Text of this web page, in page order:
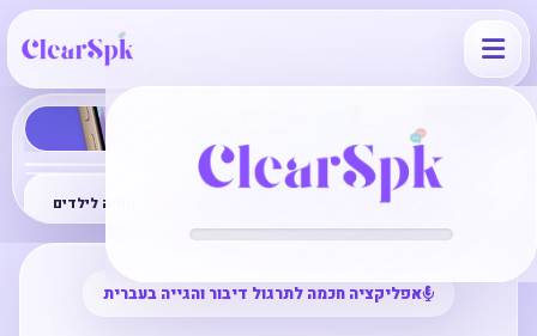
אפליקציה חכמה לתרגול דיבור והגייה בעברית
חוויה לילדים